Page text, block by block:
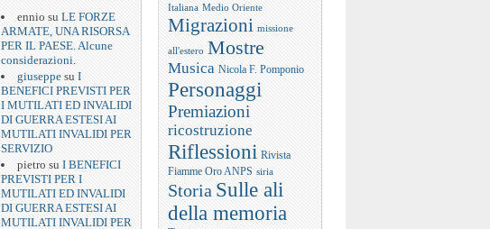
ennio su LE FORZE
ARMATE, UNA RISORSA
PER IL PAESE. Alcune
considerazioni.
giuseppe su I
BENEFICI PREVISTI PER
I MUTILATI ED INVALIDI
DI GUERRA ESTESI AI
MUTILATI INVALIDI PER
SERVIZIO
pietro su I BENEFICI
PREVISTI PER I
MUTILATI ED INVALIDI
DI GUERRA ESTESI AI
MUTILATI INVALIDI PER
Italiana Medio Oriente
Migrazioni missione
all'estero Mostre
Musica Nicola F. Pomponio
Personaggi
Premiazioni
ricostruzione
Riflessioni Rivista
Fiamme Oro ANPS siria
Storia Sulle ali
della memoria